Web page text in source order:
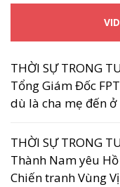
THỜI SỰ TRONG
Tổng Giám Đốc
dù là cha mẹ đến ở
THỜI SỰ TRONG
Thành Nam yêu
Chiến tranh Vùng